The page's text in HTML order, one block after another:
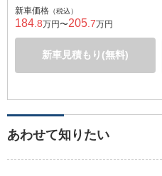
新車価格 （税込）
184 .8万円〜205 .7万円
新車見積もり(無料)
あわせて知りたい